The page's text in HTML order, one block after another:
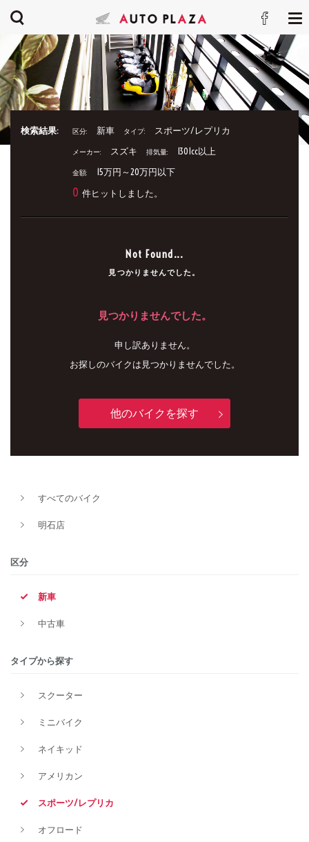
検索結果: 区分: 新車 タイプ: スポーツ/レプリカ
メーカー: スズキ 排気量: 1301cc以上
金額: 15万円～20万円以下
0 件ヒットしました。
Not Found...
見つかりませんでした。
見つかりませんでした。
申し訳ありません。
お探しのバイクは見つかりませんでした。
他のバイクを探す
すべてのバイク
明石店
区分
新車
中古車
タイプから探す
スクーター
ミニバイク
ネイキッド
アメリカン
スポーツ/レプリカ
オフロード
メーカー
排気量